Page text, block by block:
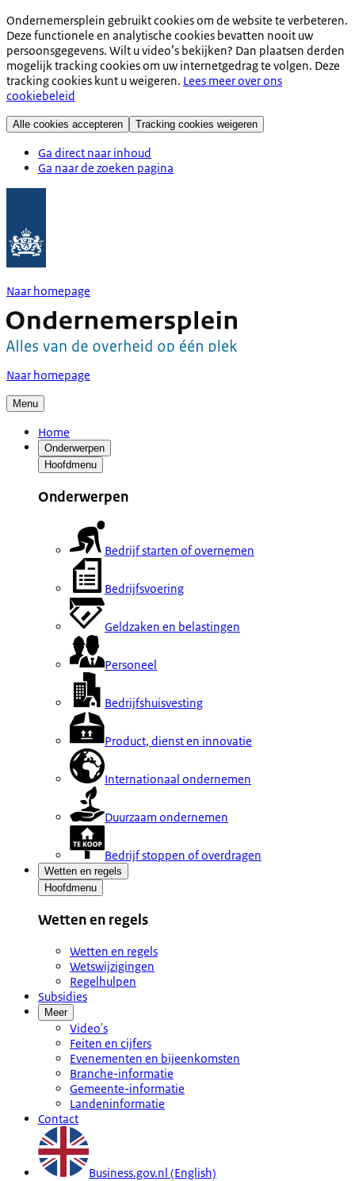
Ondernemersplein gebruikt cookies om de website te verbeteren.
Deze functionele en analytische cookies bevatten nooit uw
persoonsgegevens. Wilt u video’s bekijken? Dan plaatsen derden
mogelijk tracking cookies om uw internetgedrag te volgen. Deze
tracking cookies kunt u weigeren. Lees meer over ons
cookiebeleid
Alle cookies accepteren Tracking cookies weigeren
Ga direct naar inhoud
Ga naar de zoeken pagina
Naar homepage
Naar homepage
Menu
Home
Onderwerpen
Hoofdmenu
Onderwerpen
Bedrijf starten of overnemen
Bedrijfsvoering
Geldzaken en belastingen
Personeel
Bedrijfshuisvesting
Product, dienst en innovatie
Internationaal ondernemen
Duurzaam ondernemen
Bedrijf stoppen of overdragen
Wetten en regels
Hoofdmenu
Wetten en regels
Wetten en regels
Wetswijzigingen
Regelhulpen
Subsidies
Meer
Video's
Feiten en cijfers
Evenementen en bijeenkomsten
Branche-informatie
Gemeente-informatie
Landeninformatie
Contact
Business.gov.nl (English)